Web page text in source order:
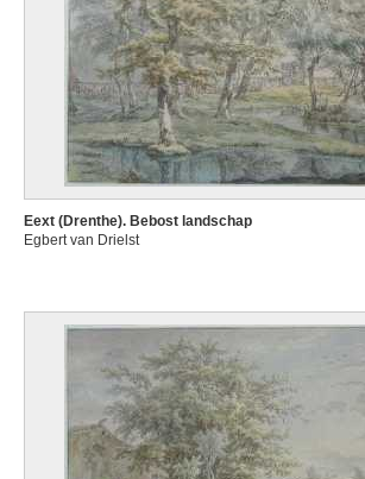
Eext (Drenthe). Bebost landschap
Egbert van Drielst